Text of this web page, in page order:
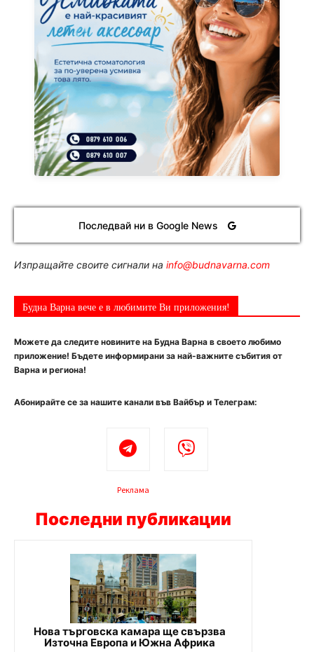
Последвай ни в Google News
Изпращайте своите сигнали на info@budnavarna.com
Будна Варна вече е в любимите Ви приложения!
Можете да следите новините на Будна Варна в своето любимо
приложение! Бъдете информирани за най-важните събития от
Варна и региона!
Абонирайте се за нашите канали във Вайбър и Телеграм:
Реклама
Последни публикации
Нова търговска камара ще свързва
Източна Европа и Южна Африка